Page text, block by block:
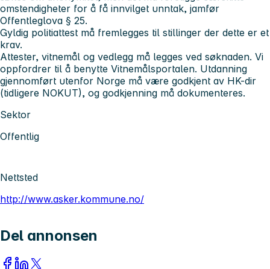
omstendigheter for å få innvilget unntak, jamfør
Offentleglova § 25.
Gyldig politiattest må fremlegges til stillinger der dette er et
krav.
Attester, vitnemål og vedlegg må legges ved søknaden. Vi
oppfordrer til å benytte Vitnemålsportalen. Utdanning
gjennomført utenfor Norge må være godkjent av HK-dir
(tidligere NOKUT), og godkjenning må dokumenteres.
Sektor
Offentlig
Nettsted
http://www.asker.kommune.no/
Del annonsen